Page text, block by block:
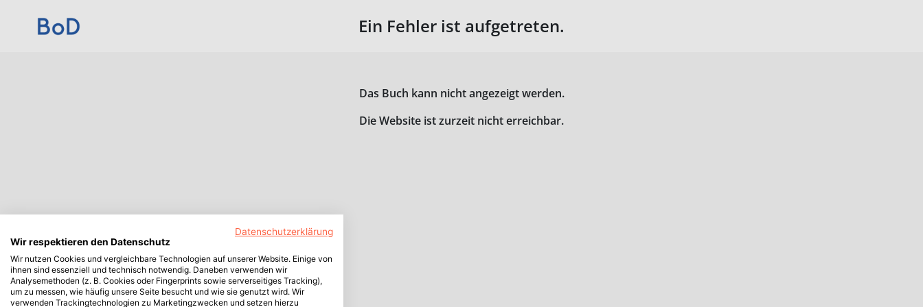
Ein Fehler ist aufgetreten.
Das Buch kann nicht angezeigt werden.
Die Website ist zurzeit nicht erreichbar.
Datenschutzerklärung
Wir respektieren den Datenschutz
Wir nutzen Cookies und vergleichbare Technologien auf unserer Website. Einige von
ihnen sind essenziell und technisch notwendig. Daneben verwenden wir
Analysemethoden (z. B. Cookies oder Fingerprints sowie serverseitiges Tracking),
um zu messen, wie häufig unsere Seite besucht und wie sie genutzt wird. Wir
verwenden Trackingtechnologien zu Marketingzwecken und setzen hierzu